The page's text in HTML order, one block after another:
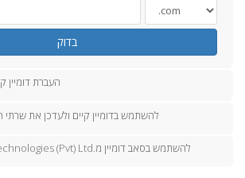
בדוק
העברת
להשתמש בדומיין קיים ולעדכן את
Seneview Technologies (Pvt) Ltd.להשתמש בסאב דומיין מ